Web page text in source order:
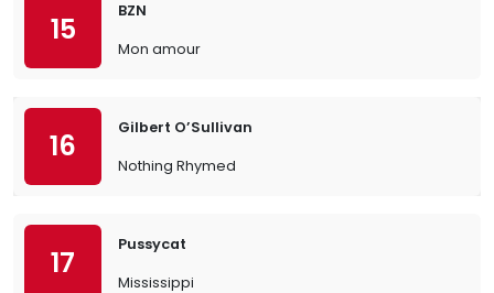
15
BZN
Mon amour
16
Gilbert O’Sullivan
Nothing Rhymed
17
Pussycat
Mississippi